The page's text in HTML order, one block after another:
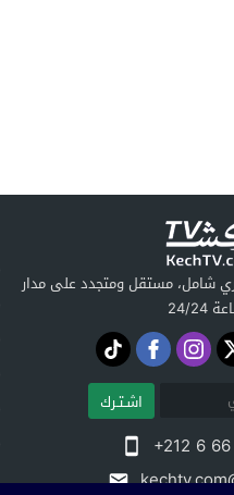
شامل، مستقل ومتجدد على مدار
24
اشـتـرك
+212 6